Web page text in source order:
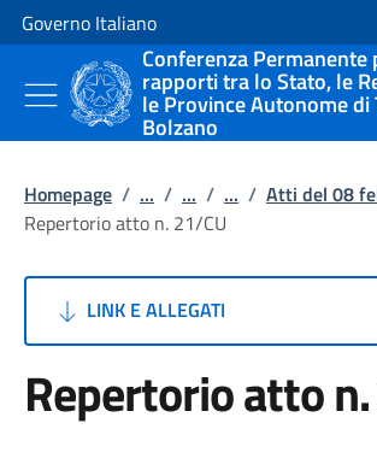
Vai al contenuto
Vai alla navigazione del sito
Governo Italiano
Conferenza Permanente
rapporti tra lo Stato, le
le Province Autonome di
Bolzano
Homepage / ... / ... / ... / Atti del 08
Repertorio atto n. 21/CU
LINK E ALLEGATI
Repertorio atto